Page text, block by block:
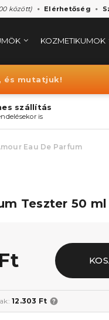
között) Elérhetőség
KOZMETIKUMOK
és mutatjuk!
szállítás
is
Eau De Parfum
Teszter 50 ml
12.303 Ft